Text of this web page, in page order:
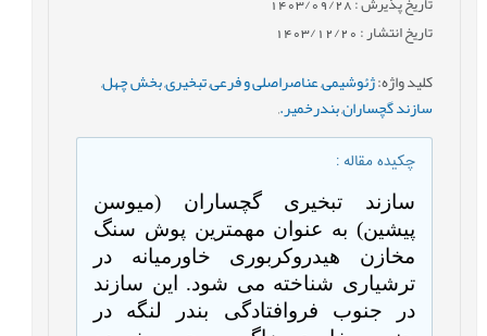
تاریخ انتشار : 1403/12/20
کلید واژه:ژئوشیمی,عناصراصلی و فرعی,تبخیری,بخش چهل,
سازند گچساران,بندرخمیر.,
چکیده مقاله:
سازند تبخیری گچساران (میوسن
پیشین) به عنوان مهمترین پوش سنگ
مخازن هیدروکربوری خاورمیانه در
ترشیاری شناخته می شود. این سازند
در جنوب فروافتادگی بندر لنگه در